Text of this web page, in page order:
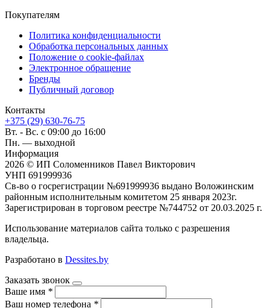
Покупателям
Политика конфиденциальности
Обработка персональных данных
Положение о cookie-файлах
Электронное обращение
Бренды
Публичный договор
Контакты
+375 (29) 630-76-75
Вт. - Вс. с 09:00 до 16:00
Пн. — выходной
Информация
2026 © ИП Соломенников Павел Викторович
УНП 691999936
Св-во о госрегистрации №691999936 выдано Воложинским
районным исполнительным комитетом 25 января 2023г.
Зарегистрирован в торговом реестре №744752 от 20.03.2025 г.
Использование материалов сайта только с разрешения
владельца.
Разработано в Dessites.by
Заказать звонок
Ваше имя *
Ваш номер телефона *